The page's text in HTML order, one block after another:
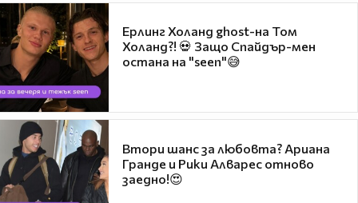
Ерлинг Холанд ghost-на Том
Холанд?! 💀 Защо Спайдър-мен
остана на "seen"😅
Втори шанс за любовта? Ариана
Гранде и Рики Алварес отново
заедно!😍